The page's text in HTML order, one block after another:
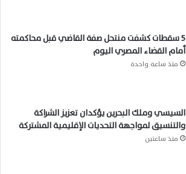
5 سقطات كشفت منتحل صفة القاضي قبل محاكمته
أمام القضاء المصري اليوم
منذ ساعة واحدة
السيسي وملك البحرين يؤكدان تعزيز الشراكة
والتنسيق لمواجهة التحديات الإقليمية المشتركة
منذ ساعتين